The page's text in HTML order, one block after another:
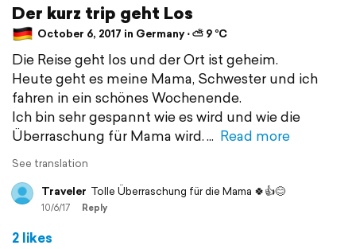
Der kurz trip geht Los
October 6, 2017 in Germany ⋅ ⛅ 9 °C
Die Reise geht los und der Ort ist geheim.
Heute geht es meine Mama, Schwester und ich
fahren in ein schönes Wochenende.
Ich bin sehr gespannt wie es wird und wie die
Überraschung für Mama wird.
Read more
See translation
Traveler Tolle Überraschung für die Mama 🍀👍😊
10/6/17 Reply
2 likes